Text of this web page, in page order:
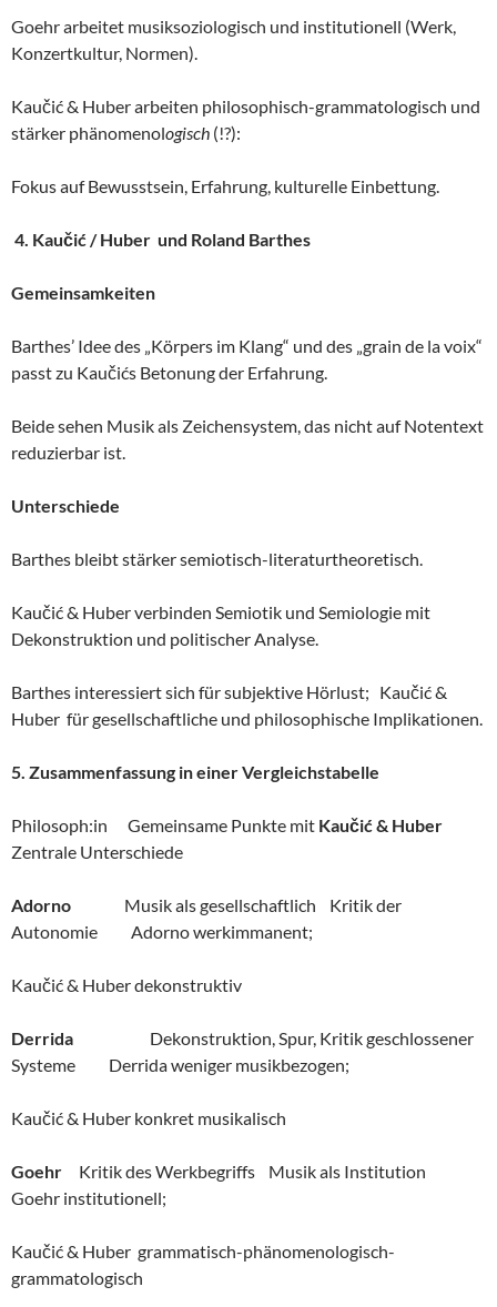
Goehr arbeitet musiksoziologisch und institutionell (Werk,
Konzertkultur, Normen).
Kaučić & Huber arbeiten philosophisch-grammatologisch und
stärker phänomenologisch (!?):
Fokus auf Bewusstsein, Erfahrung, kulturelle Einbettung.
4. Kaučić / Huber und Roland Barthes
Gemeinsamkeiten
Barthes’ Idee des „Körpers im Klang“ und des „grain de la voix“
passt zu Kaučićs Betonung der Erfahrung.
Beide sehen Musik als Zeichensystem, das nicht auf Notentext
reduzierbar ist.
Unterschiede
Barthes bleibt stärker semiotisch-literaturtheoretisch.
Kaučić & Huber verbinden Semiotik und Semiologie mit
Dekonstruktion und politischer Analyse.
Barthes interessiert sich für subjektive Hörlust; Kaučić &
Huber für gesellschaftliche und philosophische Implikationen.
5. Zusammenfassung in einer Vergleichstabelle
Philosoph:in Gemeinsame Punkte mit Kaučić & Huber
Zentrale Unterschiede
Adorno Musik als gesellschaftlich Kritik der
Autonomie Adorno werkimmanent;
Kaučić & Huber dekonstruktiv
Derrida Dekonstruktion, Spur, Kritik geschlossener
Systeme Derrida weniger musikbezogen;
Kaučić & Huber konkret musikalisch
Goehr Kritik des Werkbegriffs Musik als Institution
Goehr institutionell;
Kaučić & Huber grammatisch-phänomenologisch-
grammatologisch